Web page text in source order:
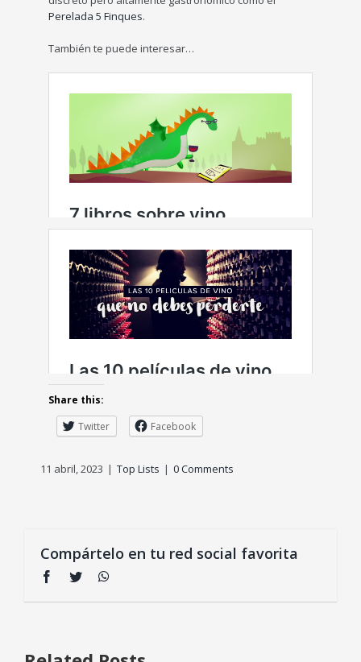
Perelada 5 Finques.
También te puede interesar…
Share this:
Twitter
Facebook
11 abril, 2023 | Top Lists | 0 Comments
Compártelo en tu red social favorita
Facebook
Twitter